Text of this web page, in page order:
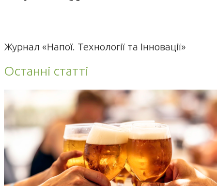
Журнал «Напої. Технології та Інновації»
Останні статті